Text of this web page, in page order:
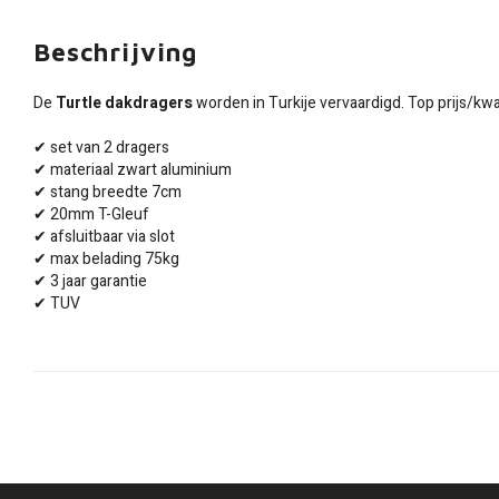
Beschrijving
De Turtle dakdragersworden in Turkije vervaardigd. Top prijs/
✔ set van 2 dragers
✔ materiaal zwart aluminium
✔ stang breedte 7cm
✔ 20mm T-Gleuf
✔ afsluitbaar via slot
✔ max belading 75kg
✔ 3 jaar garantie
✔ TUV